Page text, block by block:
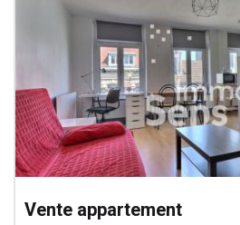
Vente appartement